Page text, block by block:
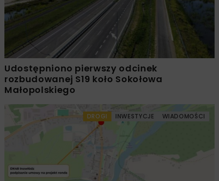
Udostępniono pierwszy odcinek
rozbudowanej S19 koło Sokołowa
Małopolskiego
DROGI INWESTYCJE WIADOMOŚCI